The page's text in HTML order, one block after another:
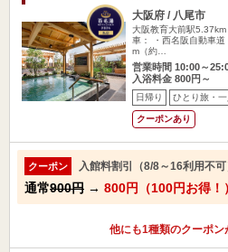
大阪府 / 八尾市
大阪教育大前駅5.37km
車： ・西名阪自動車
m（約…
営業時間 10:00～
入浴料金 800円～
日帰り ひとり旅・
クーポンあり
クーポン 入館料割引（8/8～16利用不可
通常900円 → 800円（100円お得！）
他にも1種類のクーポン